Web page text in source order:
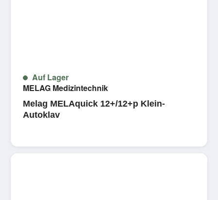
Auf Lager
MELAG Medizintechnik
Melag MELAquick 12+/12+p Klein-
Autoklav